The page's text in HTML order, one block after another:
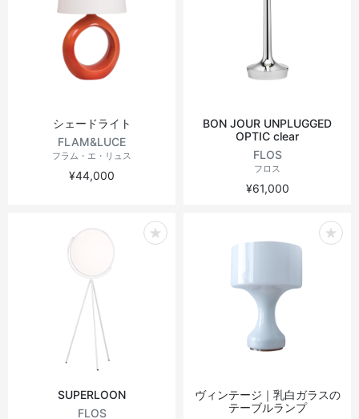
シェードライト
FLAM&LUCE
フラム・エ・リュス
¥44,000
BON JOUR UNPLUGGED
OPTIC clear
FLOS
フロス
¥61,000
SUPERLOON
FLOS
ヴィンテージ｜乳白ガラスの
テーブルランプ